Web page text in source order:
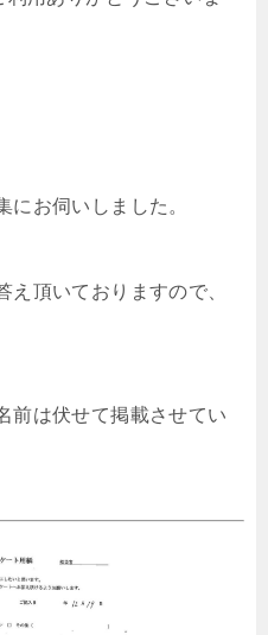
にお伺いしました。
え頂いておりますので、
前は伏せて掲載させてい